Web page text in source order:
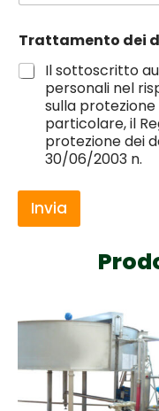
Trattamento dei
Il sottoscritto
personali nel
sulla
particolare, il
protezione dei
30/06/2003 n.
Invia